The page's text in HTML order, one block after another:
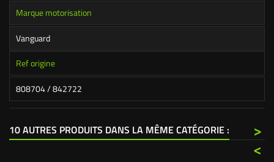
Marque motorisation
Vanguard
Ref origine
808704 / 842722
10 AUTRES PRODUITS DANS LA MÊME CATÉGORIE :
>
<